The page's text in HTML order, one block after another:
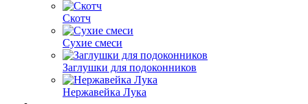
Скотч
Сухие смеси
Заглушки для подоконников
Нержавейка Лука